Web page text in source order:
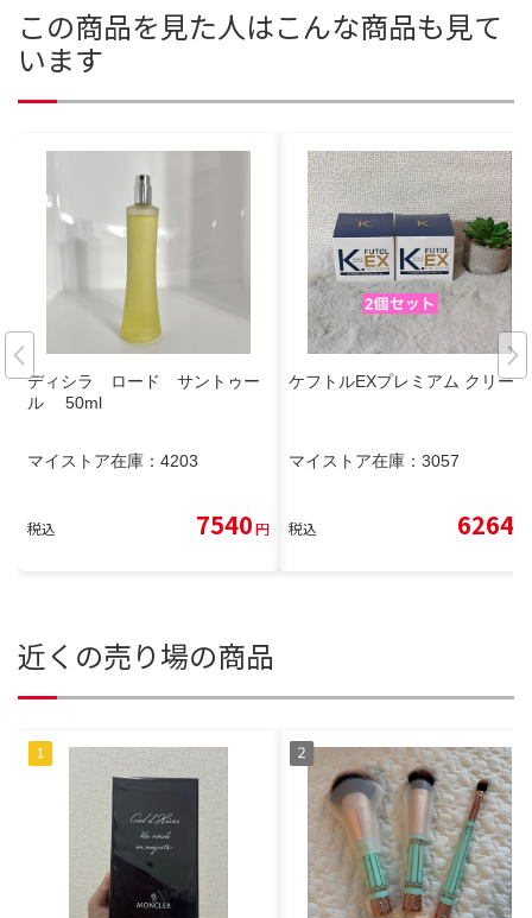
この商品を見た人はこんな商品も見て
います
ディシラ ロード サントゥー
ル 50ml
マイストア在庫： 4203
税込 7540円
ケフトルEXプレミアム クリーム
マイストア在庫： 3057
税込 6264
近くの売り場の商品